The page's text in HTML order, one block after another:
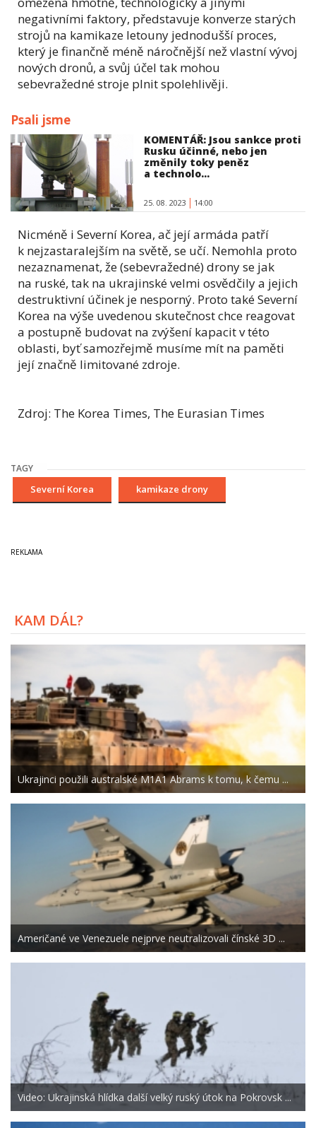
negativními faktory, představuje konverze starých
strojů na kamikaze letouny jednodušší proces,
který je finančně méně náročnější než vlastní vývoj
nových dronů, a svůj účel tak mohou
sebevražedné stroje plnit spolehlivěji.
Psali jsme
KOMENTÁŘ: Jsou sankce proti
Rusku účinné, nebo jen
změnily toky peněz
a technolo...
25. 08. 2023 14:00
Nicméně i Severní Korea, ač její armáda patří
k nejzastaralejším na světě, se učí. Nemohla proto
nezaznamenat, že (sebevražedné) drony se jak
na ruské, tak na ukrajinské velmi osvědčily a jejich
destruktivní účinek je nesporný. Proto také Severní
Korea na výše uvedenou skutečnost chce reagovat
a postupně budovat na zvýšení kapacit v této
oblasti, byť samozřejmě musíme mít na paměti
její značně limitované zdroje.
Zdroj: The Korea Times, The Eurasian Times
TAGY
Severní Korea kamikaze drony
KAM DÁL?
Ukrajinci použili australské M1A1 Abrams k tomu, k čemu ...
Američané ve Venezuele nejprve neutralizovali čínské 3D ...
Video: Ukrajinská hlídka další velký ruský útok na Pokrovsk ...